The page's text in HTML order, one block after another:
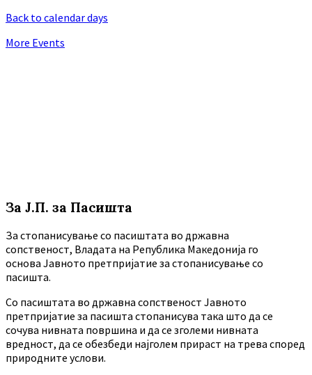
Back to calendar days
More Events
За Ј.П. за Пасишта
За стопанисување со пасиштата во државна
сопственост, Владата на Република Македонија го
основа Јавното претпријатие за стопанисување со
пасишта.
Co пасиштата во државна сопственост Јавното
претпријатие за пасишта стопанисува така што да се
сочува нивната површина и да се зголеми нивната
вредност, да се обезбеди најголем прираст на трева според
природните услови.